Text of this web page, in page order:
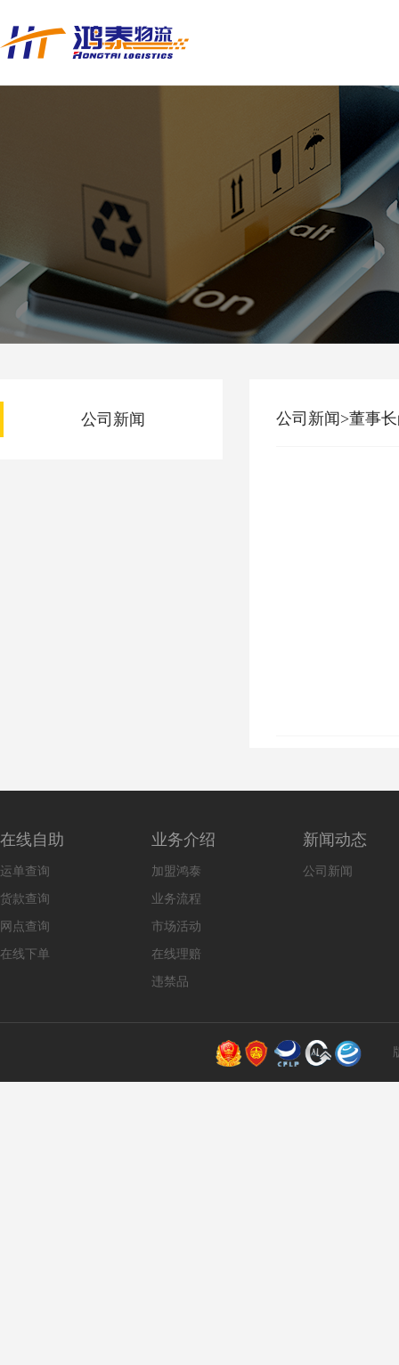
公司新闻 公司新闻>董事
在线自助
运单查询
货款查询
网点查询
在线下单
业务介绍
加盟鸿泰
业务流程
市场活动
在线理赔
违禁品
新闻动态
公司新闻